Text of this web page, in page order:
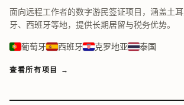
面向远程工作者的数字游民签证项目，涵盖土
牙、西班牙等地，提供长期居留与税务优势。
葡萄牙 西班牙 克罗地亚 泰国
查看所有项目 →